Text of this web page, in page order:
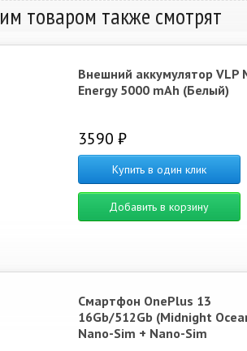
товаром также смотрят
Внешний аккумулятор VLP
Energy 5000 mAh (Белый)
3590 ₽
Купить в один клик
Добавить в корзину
Смартфон OnePlus 13
16Gb/512Gb (Midnight
Nano-Sim + Nano-Sim